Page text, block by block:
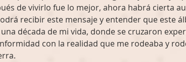
de vivirlo fue lo mejor, ahora habrá cierta
recibir este mensaje y entender que este
década de mi vida, donde se cruzaron
con la realidad que me rodeaba y